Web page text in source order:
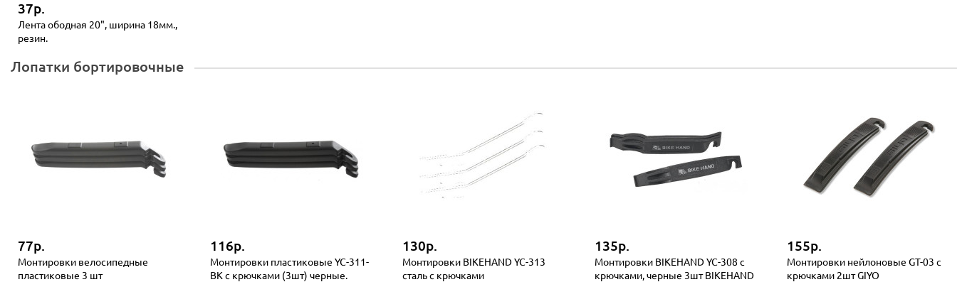
37р.
Лента ободная 20", ширина 18мм.,
резин.
Лопатки бортировочные
77р.
Монтировки велосипедные
пластиковые 3 шт
116р.
Монтировки пластиковые YC-311-
BK с крючками (3шт) черные.
130р.
Монтировки BIKEHAND YC-313
сталь с крючками
135р.
Монтировки BIKEHAND YC-308 с
крючками, черные 3шт BIKEHAND
155р.
Монтировки нейлоновые GT-03 с
крючками 2шт GIYO